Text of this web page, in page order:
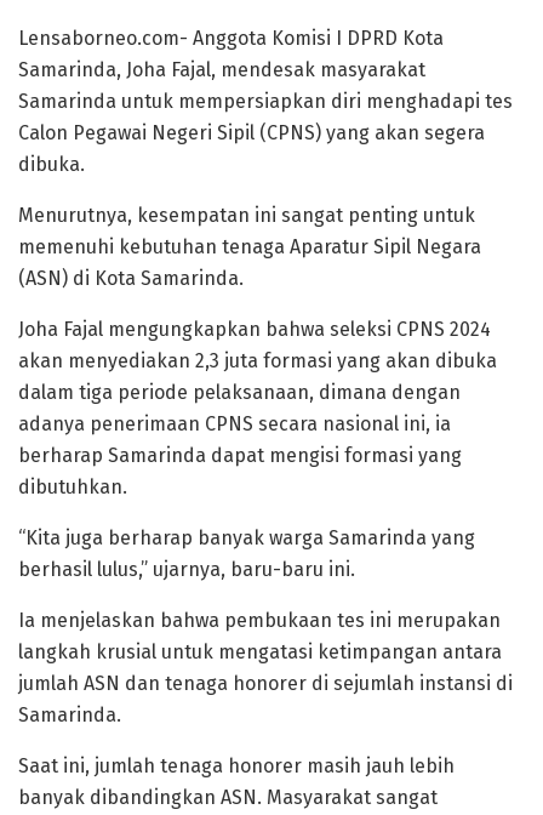
Lensaborneo.com- Anggota Komisi I DPRD Kota
Samarinda, Joha Fajal, mendesak masyarakat
Samarinda untuk mempersiapkan diri menghadapi tes
Calon Pegawai Negeri Sipil (CPNS) yang akan segera
dibuka.
Menurutnya, kesempatan ini sangat penting untuk
memenuhi kebutuhan tenaga Aparatur Sipil Negara
(ASN) di Kota Samarinda.
Joha Fajal mengungkapkan bahwa seleksi CPNS 2024
akan menyediakan 2,3 juta formasi yang akan dibuka
dalam tiga periode pelaksanaan, dimana dengan
adanya penerimaan CPNS secara nasional ini, ia
berharap Samarinda dapat mengisi formasi yang
dibutuhkan.
“Kita juga berharap banyak warga Samarinda yang
berhasil lulus,” ujarnya, baru-baru ini.
Ia menjelaskan bahwa pembukaan tes ini merupakan
langkah krusial untuk mengatasi ketimpangan antara
jumlah ASN dan tenaga honorer di sejumlah instansi di
Samarinda.
Saat ini, jumlah tenaga honorer masih jauh lebih
banyak dibandingkan ASN. Masyarakat sangat